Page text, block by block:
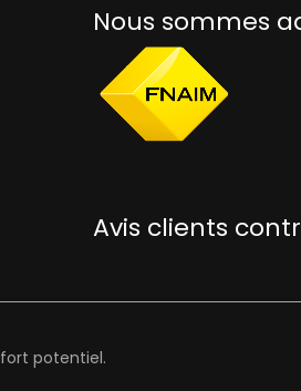
Nous sommes
Avis clients
potentiel.